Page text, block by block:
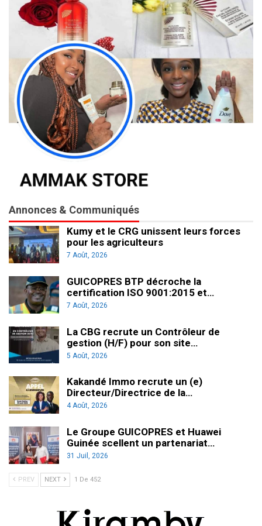
Annonces & Communiqués
Kumy et le CRG unissent leurs forces
pour les agriculteurs
7 Août, 2026
GUICOPRES BTP décroche la
certification ISO 9001:2015 et…
7 Août, 2026
La CBG recrute un Contrôleur de
gestion (H/F) pour son site…
5 Août, 2026
Kakandé Immo recrute un (e)
Directeur/Directrice de la…
4 Août, 2026
Le Groupe GUICOPRES et Huawei
Guinée scellent un partenariat…
31 Juil, 2026
PREV NEXT 1 De 452